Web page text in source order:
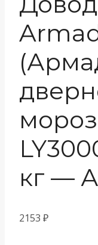
кг —
2153 ₽